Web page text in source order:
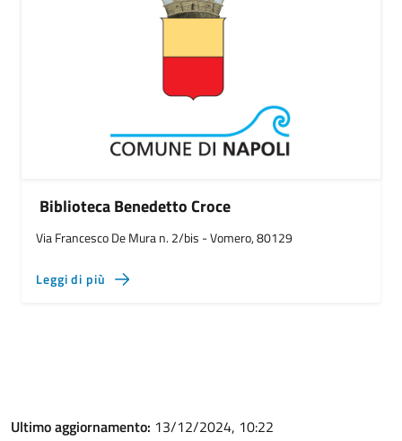
Biblioteca Benedetto Croce
Via Francesco De Mura n. 2/bis - Vomero, 80129
Leggi di più
Ultimo aggiornamento: 13/12/2024, 10:22